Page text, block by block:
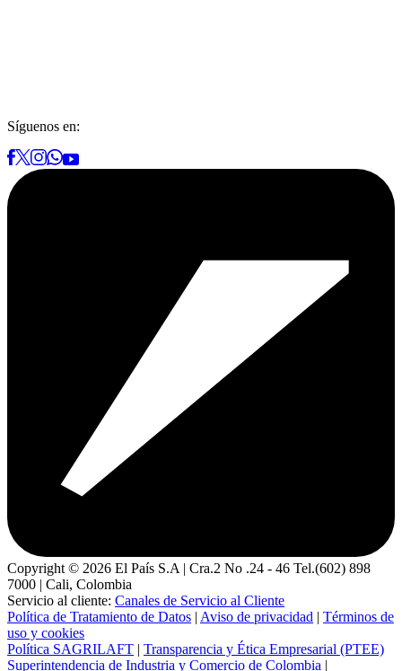
Síguenos en:
Copyright © 2026 El País S.A | Cra.2 No .24 - 46 Tel.(602) 898
7000 | Cali, Colombia
Servicio al cliente: Canales de Servicio al Cliente
Política de Tratamiento de Datos | Aviso de privacidad | Términos de
uso y cookies
Política SAGRILAFT | Transparencia y Ética Empresarial (PTEE)
Superintendencia de Industria y Comercio de Colombia |